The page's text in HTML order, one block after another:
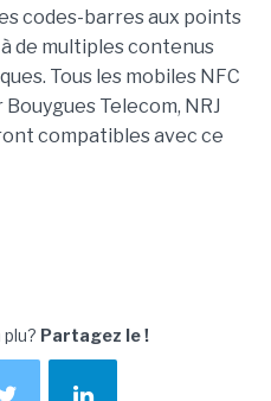
codes-barres aux points
de multiples contenus
Tous les mobiles NFC
Telecom, NRJ
compatibles avec ce
Partagez le !